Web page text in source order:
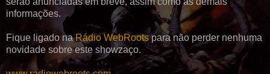
informações.
Fique ligado naRádio WebRootspara não perder nenhuma
novidade sobre este showzaço.